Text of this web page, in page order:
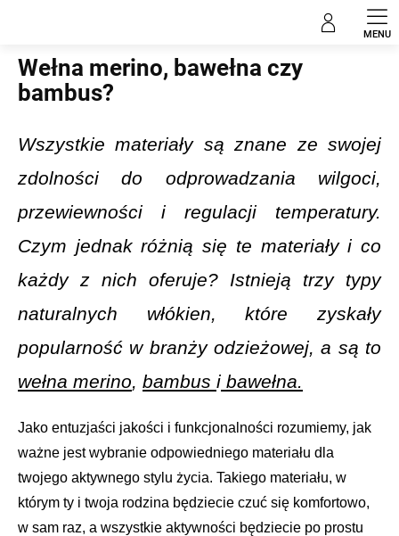
Wełna merino, bawełna czy
bambus?
Wszystkie materiały są znane ze swojej
zdolności do odprowadzania wilgoci,
przewiewności i regulacji temperatury.
Czym jednak różnią się te materiały i co
każdy z nich oferuje? Istnieją trzy typy
naturalnych włókien, które zyskały
popularność w branży odzieżowej, a są to
wełna merino, bambus i bawełna.
Jako entuzjaści jakości i funkcjonalności rozumiemy, jak
ważne jest wybranie odpowiedniego materiału dla
twojego aktywnego stylu życia. Takiego materiału, w
którym ty i twoja rodzina będziecie czuć się komfortowo,
w sam raz, a wszystkie aktywności będziecie po prostu